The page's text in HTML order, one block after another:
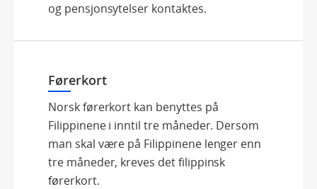
og pensjonsytelser kontaktes.
Førerkort
Norsk førerkort kan benyttes på
Filippinene i inntil tre måneder. Dersom
man skal være på Filippinene lenger enn
tre måneder, kreves det filippinsk
førerkort.